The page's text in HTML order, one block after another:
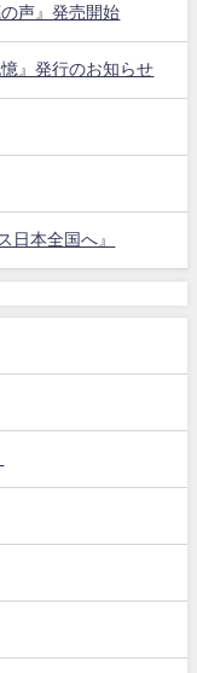
声』発売開始
』発行のお知らせ
日本全国へ』